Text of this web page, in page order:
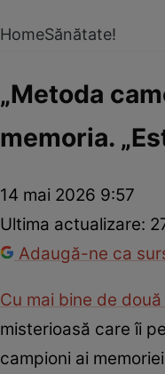
HomeSănătate!
„Metoda
memoria.
14 mai 2026 9:57
Ultima actualizare:
Adaugă-ne ca
Cu mai bine de
misterioasă care îi
campioni ai